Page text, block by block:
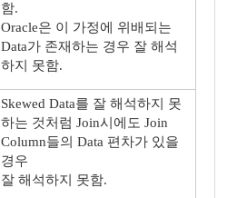
함.
Oracle은 이 가정에 위배되는
Data가 존재하는 경우 잘 해석
하지 못함.
Skewed Data를 잘 해석하지 못
하는 것처럼 Join시에도 Join
Column들의 Data 편차가 있을
경우
잘 해석하지 못함.